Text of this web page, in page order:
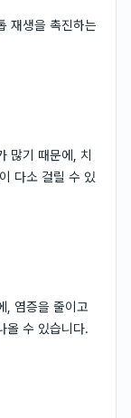
재생을 촉진하는
많기 때문에, 치
다소 걸릴 수 있
, 염증을 줄이고
올 수 있습니다.